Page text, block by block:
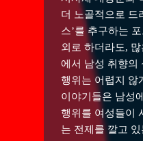
더 노골적으로 드
스’를 추구하는
외로 하더라도,
에서 남성 취향의
행위는 어렵지 않
이야기들은 남성
행위를 여성들이
는 전제를 깔고